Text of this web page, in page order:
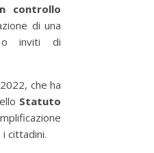
controllo
di una
o inviti di
che ha
Statuto
cittadini.